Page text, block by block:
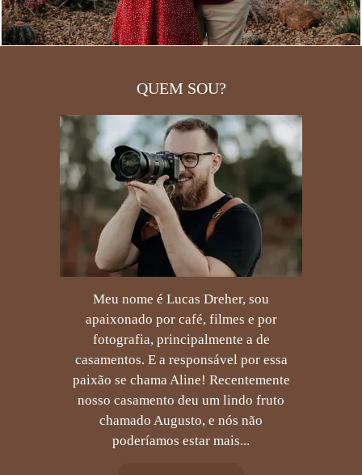
QUEM SOU?
Meu nome é Lucas Dreher, sou
apaixonado por café, filmes e por
fotografia, principalmente a de
casamentos. E a responsável por essa
paixão se chama Aline! Recentemente
nosso casamento deu um lindo fruto
chamado Augusto, e nós não
poderíamos estar mais...